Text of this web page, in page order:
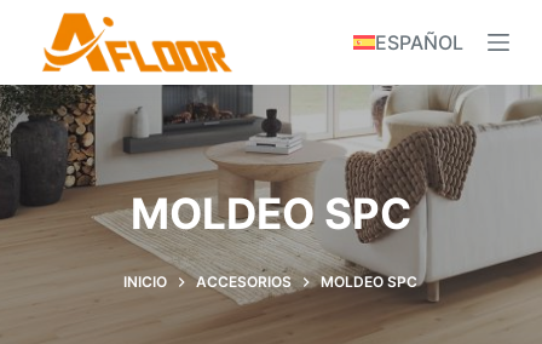
i
p
c
ESPAÑOL
MOLDEO SPC
INICIO ACCESORIOS MOLDEO SPC